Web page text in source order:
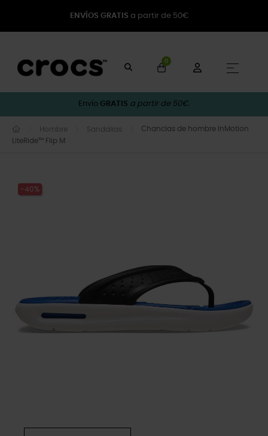
ENVÍOS GRATIS a partir de 50€
0
☰
Envío GRATIS a partir de 50€.
Hombre Sandalias
Chanclas de hombre InMotion
LiteRide™ Flip M
-40%